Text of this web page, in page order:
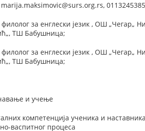
за енглески језик , ОШ „Чегар„
ТШ Бабушница;
за енглески језик , ОШ „Чегар„
ТШ Бабушница;
и учење
компетенција ученика и
васпитног процеса